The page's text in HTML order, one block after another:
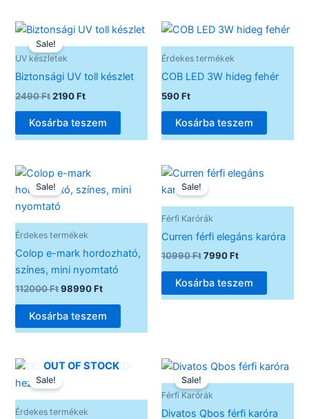
Sale!
UV készletek
Biztonsági UV toll készlet
2490Ft
Original
price
was:
2490 Ft.
2190Ft
Current
is:
Kosárba teszem
Érdekes termékek
COB LED 3W hideg fehér
590Ft
Kosárba teszem
Sale!
Érdekes termékek
Colop e-mark hordozható,
színes, mini nyomtató
112000Ft
Original
was:
98990Ft
is:
Kosárba teszem
Sale!
Férfi Karórák
Curren férfi elegáns karóra
10990Ft
Original
was:
10990 Ft.
7990Ft
Current
price
7990 Ft.
Kosárba teszem
OUT OF STOCK
Sale!
Érdekes termékek
Original
price
was:
1190 Ft.
Current
990 Ft.
Sale!
Férfi Karórák
Divatos Qbos férfi karóra
Original
price
was:
7490 Ft.
Current
is: